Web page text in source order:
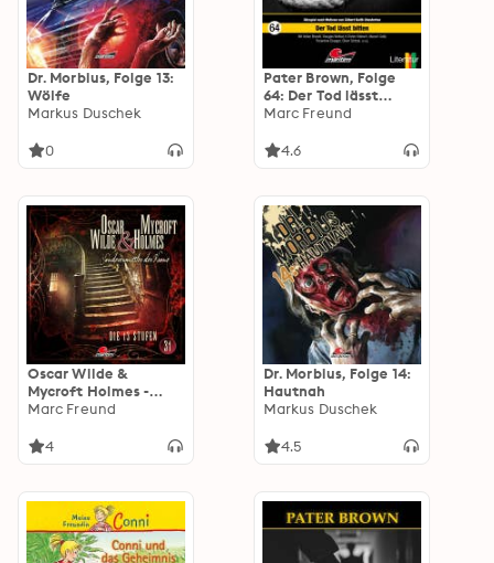
Dr. Morbius, Folge 13:
Wölfe
Markus Duschek
0
Pater Brown, Folge
64: Der Tod lässt
bitten
Marc Freund
4.6
Oscar Wilde &
Mycroft Holmes -
Sonderermittler der
Marc Freund
4
Dr. Morbius, Folge 14:
Hautnah
Markus Duschek
4.5